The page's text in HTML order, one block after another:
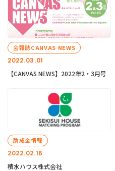
2022.03.01
会報誌CANVAS NEWS
【CANVAS NEWS】2022年2・3月号
2022.02.16
助成金情報
積水ハウス株式会社